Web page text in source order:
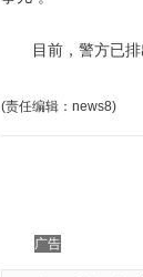
目前，警方已排
(责任编辑：news8)
广告